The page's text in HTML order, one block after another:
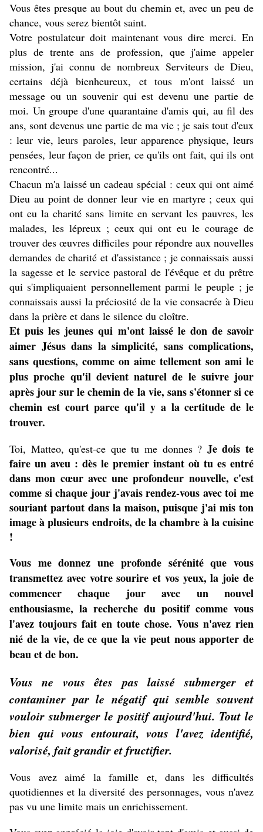
Vous êtes presque au bout du chemin et, avec un peu de
chance, vous serez bientôt saint.
Votre postulateur doit maintenant vous dire merci. En
plus de trente ans de profession, que j'aime appeler
mission, j'ai connu de nombreux Serviteurs de Dieu,
certains déjà bienheureux, et tous m'ont laissé un
message ou un souvenir qui est devenu une partie de
moi. Un groupe d'une quarantaine d'amis qui, au fil des
ans, sont devenus une partie de ma vie ; je sais tout d'eux
: leur vie, leurs paroles, leur apparence physique, leurs
pensées, leur façon de prier, ce qu'ils ont fait, qui ils ont
rencontré...
Chacun m'a laissé un cadeau spécial : ceux qui ont aimé
Dieu au point de donner leur vie en martyre ; ceux qui
ont eu la charité sans limite en servant les pauvres, les
malades, les lépreux ; ceux qui ont eu le courage de
trouver des œuvres difficiles pour répondre aux nouvelles
demandes de charité et d'assistance ; je connaissais aussi
la sagesse et le service pastoral de l'évêque et du prêtre
qui s'impliquaient personnellement parmi le peuple ; je
connaissais aussi la préciosité de la vie consacrée à Dieu
dans la prière et dans le silence du cloître.
Et puis les jeunes qui m'ont laissé le don de savoir
aimer Jésus dans la simplicité, sans complications,
sans questions, comme on aime tellement son ami le
plus proche qu'il devient naturel de le suivre jour
après jour sur le chemin de la vie, sans s'étonner si ce
chemin est court parce qu'il y a la certitude de le
trouver.
Toi, Matteo, qu'est-ce que tu me donnes ? Je dois te
faire un aveu : dès le premier instant où tu es entré
dans mon cœur avec une profondeur nouvelle, c'est
comme si chaque jour j'avais rendez-vous avec toi me
souriant partout dans la maison, puisque j'ai mis ton
image à plusieurs endroits, de la chambre à la cuisine
!
Vous me donnez une profonde sérénité que vous
transmettez avec votre sourire et vos yeux, la joie de
commencer chaque jour avec un nouvel
enthousiasme, la recherche du positif comme vous
l'avez toujours fait en toute chose. Vous n'avez rien
nié de la vie, de ce que la vie peut nous apporter de
beau et de bon.
Vous ne vous êtes pas laissé submerger et
contaminer par le négatif qui semble souvent
vouloir submerger le positif aujourd'hui. Tout le
bien qui vous entourait, vous l'avez identifié,
valorisé, fait grandir et fructifier.
Vous avez aimé la famille et, dans les difficultés
quotidiennes et la diversité des personnages, vous n'avez
pas vu une limite mais un enrichissement.